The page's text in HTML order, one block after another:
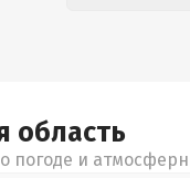
область
погоде и